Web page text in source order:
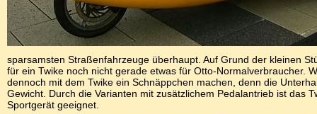
sparsamsten Straßenfahrzeuge überhaupt. Auf Grund der kleinen
für ein Twike noch nicht gerade etwas für Otto-Normalverbraucher.
dennoch mit dem Twike ein Schnäppchen machen, denn die
Gewicht. Durch die Varianten mit zusätzlichem Pedalantrieb ist das
Sportgerät geeignet.